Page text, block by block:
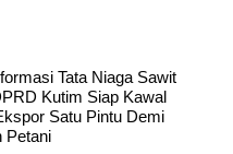
Tata Niaga Sawit
Kutim Siap Kawal
Satu Pintu Demi
Petani